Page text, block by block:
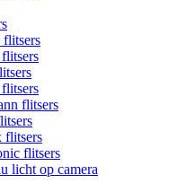
flitsers
flitsers
flitsers
flitsers
licht op camera